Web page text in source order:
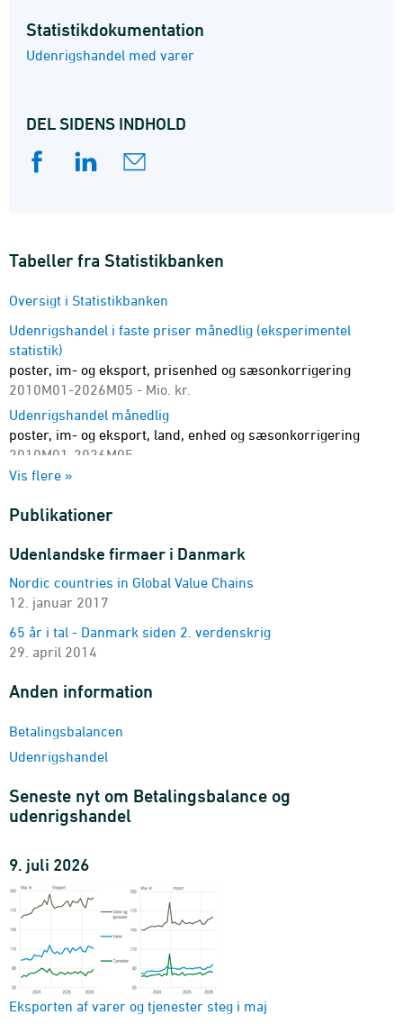
Statistik­dokumentation
Udenrigshandel med varer
DEL SIDENS INDHOLD
Tabeller fra Statistikbanken
Oversigt i Statistikbanken
Udenrigshandel i faste priser månedlig (eksperimentel
statistik)
poster, im- og eksport, prisenhed og sæsonkorrigering
2010M01-2026M05 - Mio. kr.
Udenrigshandel månedlig
poster, im- og eksport, land, enhed og sæsonkorrigering
2010M01-2026M05
Udenrigshandel kvartalsvis
2010K1-2026K1 - Mio. kr.
Versionstabel af UHM - Udenrigshandel månedlig
version, poster, im- og eksport, land, enhed og
sæsonkorrigering
2010M01-2026M05
Versionstabel af UHQ - Udenrigshandel kvartalsvis
version, poster, im- og eksport, land og sæsonkorrigering
Vis flere »
Publikationer
Udenlandske firmaer i Danmark
Nordic countries in Global Value Chains
12. januar 2017
65 år i tal - Danmark siden 2. verdenskrig
29. april 2014
Anden information
Betalingsbalancen
Udenrigshandel
Seneste nyt om Betalingsbalance og
udenrigshandel
9. juli 2026
Eksporten af varer og tjenester steg i maj